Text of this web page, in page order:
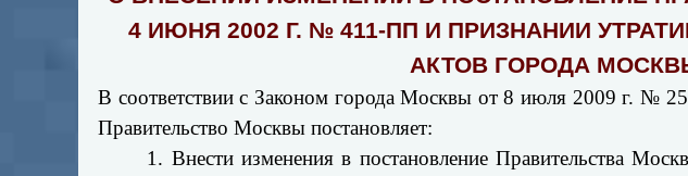
4 ИЮНЯ 2002 Г. № 411-ПП И ПРИЗНАНИИ
АКТОВ ГОРОДА
В соответствии с Законом города Москвы от 8 июля 2009 г. №
Правительство Москвы постановляет:
1. Внести изменения в постановление Правительства